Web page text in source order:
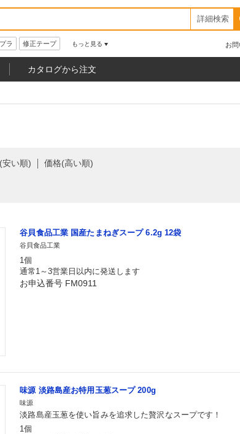
詳細検索
ラ 修正テープ もっと見る お
カタログから注文
安い順) 価格(高い順)
谷貝食品工業 国産たまねぎスープ 6.2g 12袋
谷貝食品工業
1個
通常1～3営業日以内に発送します
お申込番号 FM0911
味源 淡路島産お特用玉葱スープ 200g
味源
淡路島産玉葱を使い旨みを追求した贅沢なスープです！
1個